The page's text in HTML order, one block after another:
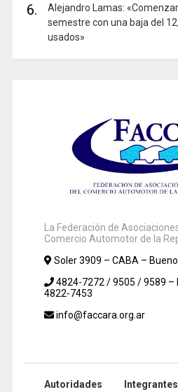
6.
Alejandro Lamas:
semestre con una baja del
usados»
La Federación de
Comercio Automotor de la
Soler 3909 – CABA –
4824-7272 / 9505 / 9589 –
4822-7453
info@faccara.org.ar
Autoridades Integrantes